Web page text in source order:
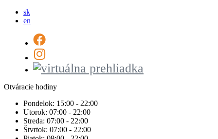
sk
en
Otváracie hodiny
Pondelok: 15:00 - 22:00
Utorok: 07:00 - 22:00
Streda: 07:00 - 22:00
Štvrtok: 07:00 - 22:00